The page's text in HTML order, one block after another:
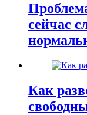
сейчас
Как